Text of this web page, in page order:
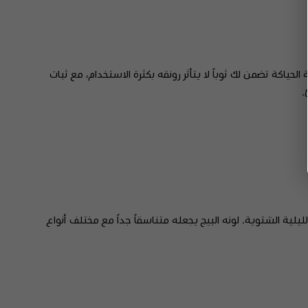
تضمن لك ثوباً لا يتأثر رونقه بكثرة الاستخدام، مع ثبات
الشتوية. لونه البيج يجعله متناسقاً جداً مع مختلف أنواع